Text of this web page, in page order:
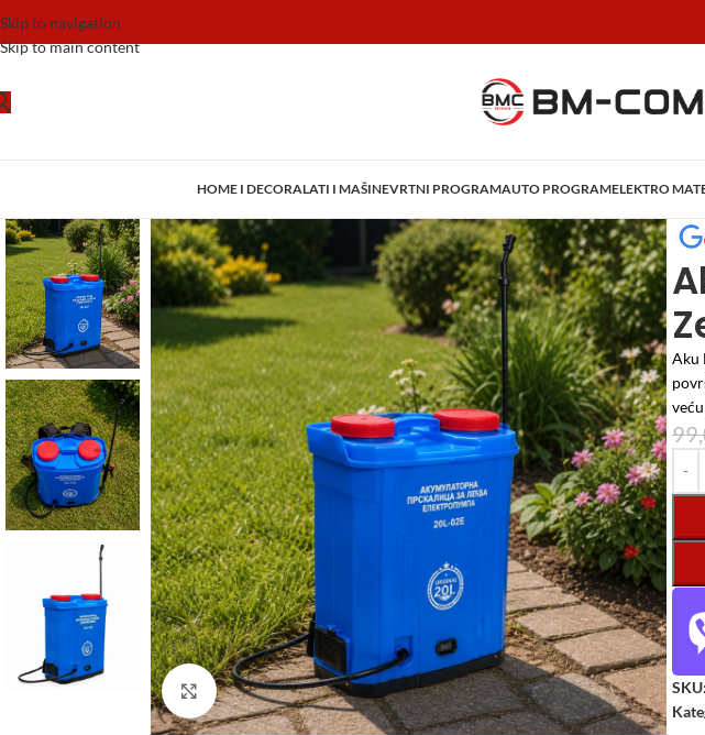
Skip to navigation
Skip to main content
HOME I DECORALATI I MAŠINEVRTNI PROGRAMAUTO PROGRAMELEKTRO
Click to enlarge
Aku
SKU: